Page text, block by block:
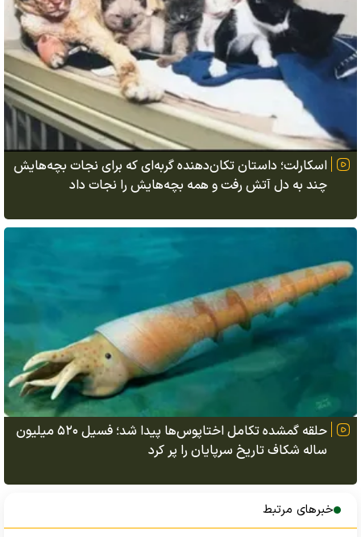
اسکارلت؛ داستان تکان‌دهنده گربه‌ای که برای نجات بچه‌هایش
چند به دل آتش رفت و همه بچه‌هایش را نجات داد
حلقه گمشده تکامل اختاپوس‌ها پیدا شد؛ فسیل ۵۲۰ میلیون
ساله شکاف تاریخ سرپایان را پر کرد
خبرهای مرتبط